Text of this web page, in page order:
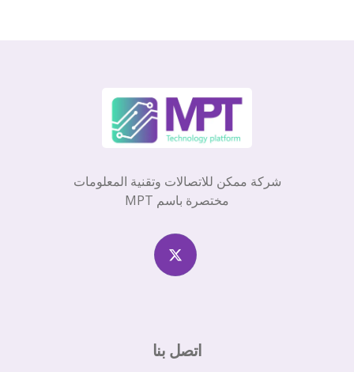
شركة ممكن للاتصالات وتقنية المعلومات
مختصرة باسم MPT
اتصل بنا